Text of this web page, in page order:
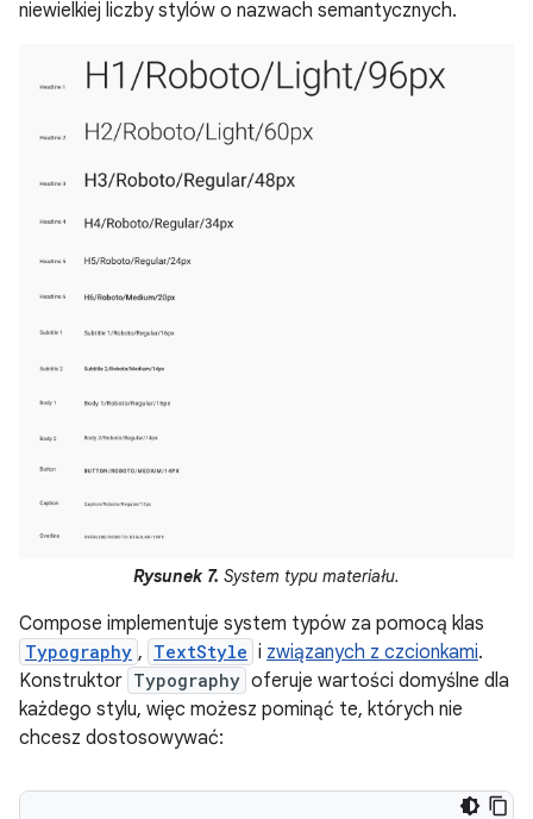
niewielkiej liczby stylów o nazwach semantycznych.
Rysunek 7. System typu materiału.
Compose implementuje system typów za pomocą klas
Typography , TextStyle i związanych z czcionkami.
Konstruktor Typography oferuje wartości domyślne dla
każdego stylu, więc możesz pominąć te, których nie
chcesz dostosowywać: